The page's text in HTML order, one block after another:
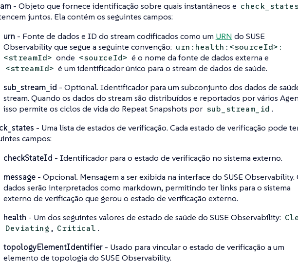
- Objeto que fornece identificação sobre quais instantâneos e check_states
juntos. Ela contém os seguintes campos:
urn - Fonte de dados e ID do stream codificados como um URN do SUSE
Observability que segue a seguinte convenção: urn:health:<sourceId>:
<streamId> onde <sourceId> é o nome da fonte de dados externa e
<streamId> é um identificador único para o stream de dados de saúde.
sub_stream_id - Optional. Identificador para um subconjunto dos dados de
stream. Quando os dados do stream são distribuídos e reportados por vários
isso permite os ciclos de vida do Repeat Snapshots por sub_stream_id .
- Uma lista de estados de verificação. Cada estado de verificação pode
campos:
checkStateId - Identificador para o estado de verificação no sistema externo.
message- Opcional. Mensagem a ser exibida na interface do SUSE Observability.
dados serão interpretados como markdown, permitindo ter links para o sistema
externo de verificação que gerou o estado de verificação externo.
health - Um dos seguintes valores de estado de saúde do SUSE Observability:
Deviating , Critical .
topologyElementIdentifier- Usado para vincular o estado de verificação a um
elemento de topologia do SUSE Observability.